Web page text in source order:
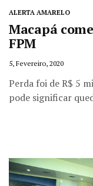
ALERTA AMARELO
Macapá
FPM
5, Fevereiro, 2020
Perda foi de R$ 5
pode significar